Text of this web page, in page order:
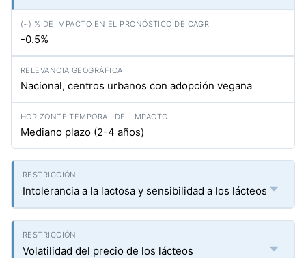
-0.5%
Nacional, centros urbanos con adopción vegana
Mediano plazo (2-4 años)
Intolerancia a la lactosa y sensibilidad a los lácteos
Volatilidad del precio de los lácteos